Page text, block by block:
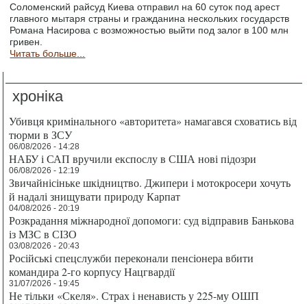
Соломенский райсуд Киева отправил на 60 суток под арест
главного мытаря страны и гражданина нескольких государств
Романа Насирова с возможностью выйти под залог в 100 млн
гривен.
Читать больше...
хроніка
Убивця кримінального «авторитета» намагався сховатись від
тюрми в ЗСУ
06/08/2026 - 14:28
НАБУ і САП вручили експослу в США нові підозри
06/08/2026 - 12:19
Звичайнісіньке шкідництво. Джипери і мотокросери хочуть
й надалі знищувати природу Карпат
04/08/2026 - 20:19
Розкрадання міжнародної допомоги: суд відправив Банькова
із МЗС в СІЗО
03/08/2026 - 20:43
Російські спецслужби переконали пенсіонера вбити
командира 2-го корпусу Нацгвардії
31/07/2026 - 19:45
Не тільки «Скеля». Страх і ненависть у 225-му ОШП